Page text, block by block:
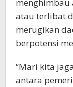
atau terlibat
merugikan
berpotensi
“Mari kita
antara